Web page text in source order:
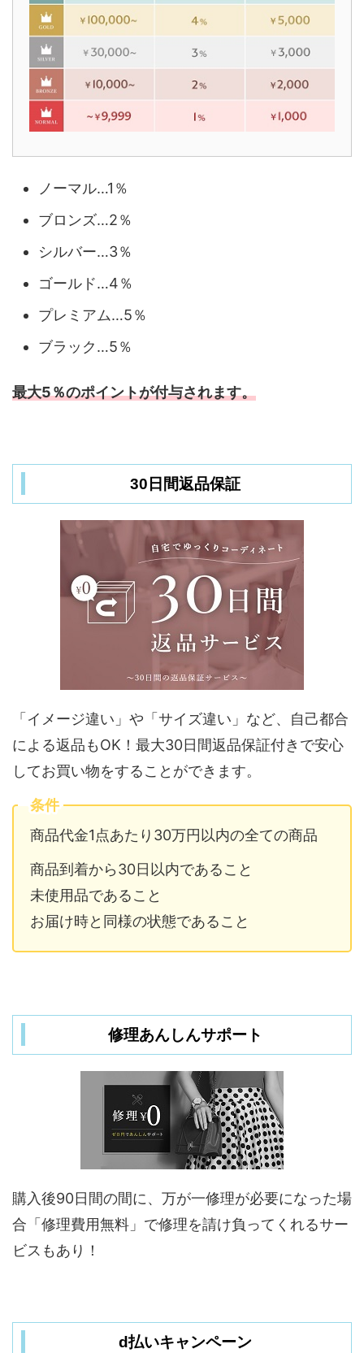
ノーマル…1％
ブロンズ…2％
シルバー…3％
ゴールド…4％
プレミアム…5％
ブラック…5％
最大5％のポイントが付与されます。
30日間返品保証
「イメージ違い」や「サイズ違い」など、自己都合
による返品もOK！最大30日間返品保証付きで安心
してお買い物をすることができます。
条件
商品代金1点あたり30万円以内の全ての商品
商品到着から30日以内であること
未使用品であること
お届け時と同様の状態であること
修理あんしんサポート
購入後90日間の間に、万が一修理が必要になった場
合「修理費用無料」で修理を請け負ってくれるサー
ビスもあり！
d払いキャンペーン